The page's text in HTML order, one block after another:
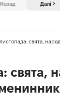
Назад Далі
свята, народні
свята,